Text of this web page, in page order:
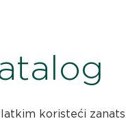
koristeći